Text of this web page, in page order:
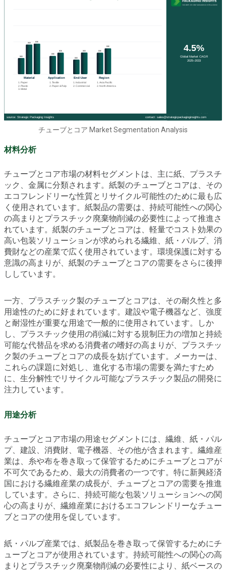
チューブとコア Market Segmentation Analysis
材料分析
チューブとコア市場の材料セグメントは、主に紙、プラスチ
ック、金属に分類されます。紙製のチューブとコアは、その
エコフレンドリーな性質とリサイクル可能性のために最も広
く使用されています。紙製品の需要は、持続可能性への関心
の高まりとプラスチック廃棄物削減の必要性によって推進さ
れています。紙製のチューブとコアは、軽量でコスト効果の
高い包装ソリューションが求められる繊維、紙・パルプ、消
費財などの産業で広く使用されています。環境保護に対する
意識の高まりが、紙製のチューブとコアの需要をさらに後押
ししています。
一方、プラスチック製のチューブとコアは、その耐久性と多
用途性のために好まれています。建設や電子機器など、強度
と耐湿性が重要な用途で一般的に使用されています。しか
し、プラスチック使用の削減に対する規制圧力の増加と持続
可能な代替品を求める消費者の嗜好の高まりが、プラスチッ
ク製のチューブとコアの成長を妨げています。メーカーは、
これらの課題に対処し、進化する市場の需要を満たすため
に、生分解性でリサイクル可能なプラスチック製品の開発に
注力しています。
用途分析
チューブとコア市場の用途セグメントには、繊維、紙・パル
プ、建設、消費財、電子機器、その他が含まれます。繊維産
業は、糸や布を巻き取って保管するためにチューブとコアが
不可欠であるため、最大の消費者の一つです。特に新興経済
国における繊維産業の成長が、チューブとコアの需要を推進
しています。さらに、持続可能な包装ソリューションへの関
心の高まりが、繊維産業におけるエコフレンドリーなチュー
ブとコアの使用を促しています。
紙・パルプ産業では、紙製品を巻き取って保管するためにチ
ューブとコアが使用されています。持続可能性への関心の高
まりとプラスチック廃棄物削減の必要性により、紙ベースの